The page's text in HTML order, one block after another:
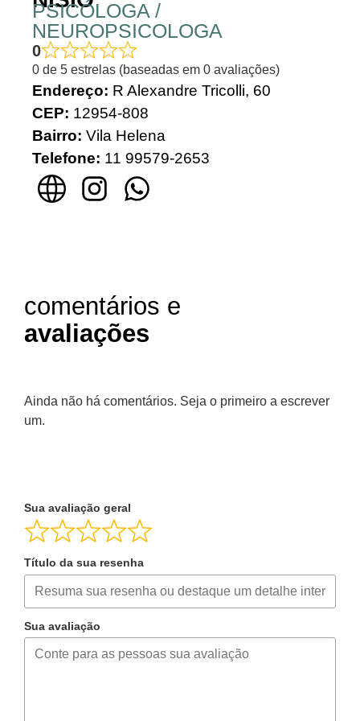
PSICÓLOGA /
NEUROPSICOLOGA
0
0 de 5 estrelas (baseadas em 0 avaliações)
Endereço: R Alexandre Tricolli, 60
CEP: 12954-808
Bairro: Vila Helena
Telefone: 11 99579-2653
comentários e
avaliações
Ainda não há comentários. Seja o primeiro a escrever
um.
Sua avaliação geral
Título da sua resenha
Sua avaliação